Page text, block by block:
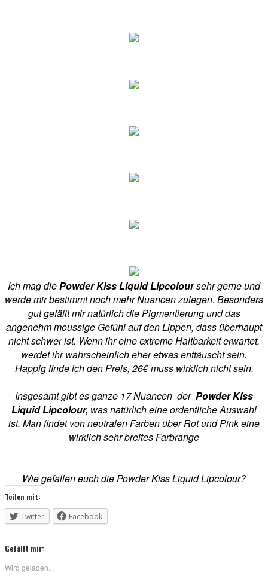
Ich mag diePowder Kiss Liquid Lipcoloursehr gerne und
werde mir bestimmt noch mehr Nuancen zulegen. Besonders
gut gefällt mir natürlich die Pigmentierung und das
angenehm moussige Gefühl auf den Lippen, dass überhaupt
nicht schwer ist. Wenn ihr eine extreme Haltbarkeit erwartet,
werdet ihr wahrscheinlich eher etwas enttäuscht sein.
Happig finde ich den Preis, 26€ muss wirklich nicht sein.
Insgesamt gibt es ganze 17 Nuancen der Powder Kiss
Liquid Lipcolour, was natürlich eine ordentliche Auswahl
ist. Man findet von neutralen Farben über Rot und Pink eine
wirklich sehr breites Farbrange
Wie gefallen euch die Powder Kiss Liquid Lipcolour?
Teilen mit:
Twitter
Facebook
Gefällt mir:
Wird geladen...